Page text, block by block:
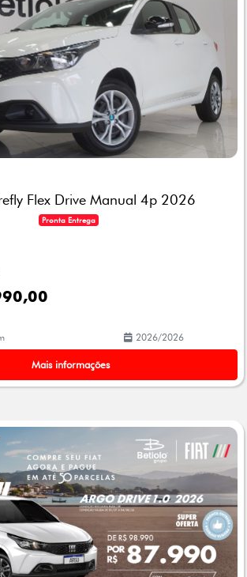
Flex Drive Manual 4p 2026
Pronta Entrega
2026/2026
Mais informações